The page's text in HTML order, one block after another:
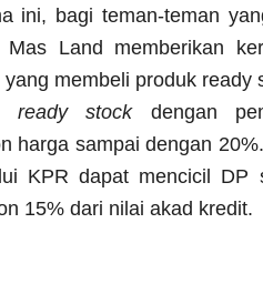
ini, bagi teman-teman
Land memberikan
membeli produk ready
ready stockdengan
harga sampai dengan
KPR dapat mencicil DP
15% dari nilai akad kredit.